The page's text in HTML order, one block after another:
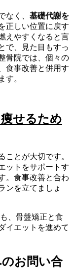
なく、 基礎代謝を
正しい位置に戻す
えやすくなると言
で、見た目もすっ
骨院では、個々の
食事改善と併用す
す。
せるため
ことが大切です。
ットをサポートす
。食事改善と合わ
ンを立てましょ
、骨盤矯正と食
イエットを進めて
お問い合